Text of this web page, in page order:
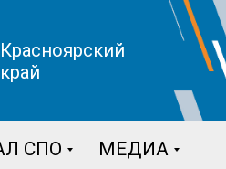
Красноярский
край
СПО МЕДИА